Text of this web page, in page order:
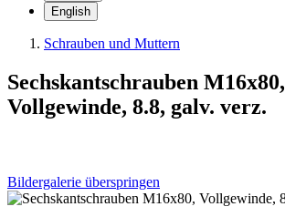
English
Schrauben und Muttern
Sechskantschrauben M16x80,
Vollgewinde, 8.8, galv. verz.
Bildergalerie überspringen